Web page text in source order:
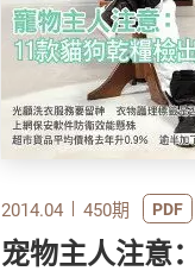
2014.04 450期 PDF
宠物主人注意